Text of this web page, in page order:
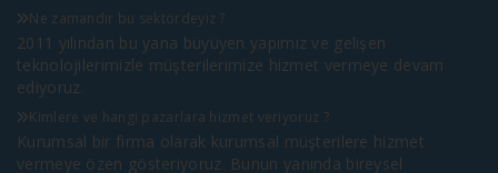
Ne zamandır bu sektördeyiz ?
2011 yılından bu yana büyüyen yapımız ve gelişen
teknolojilerimizle müşterilerimize hizmet vermeye devam
ediyoruz.
Kimlere ve hangi pazarlara hizmet veriyoruz ?
Kurumsal bir firma olarak kurumsal müşterilere hizmet
vermeye özen gösteriyoruz. Bunun yanında bireysel